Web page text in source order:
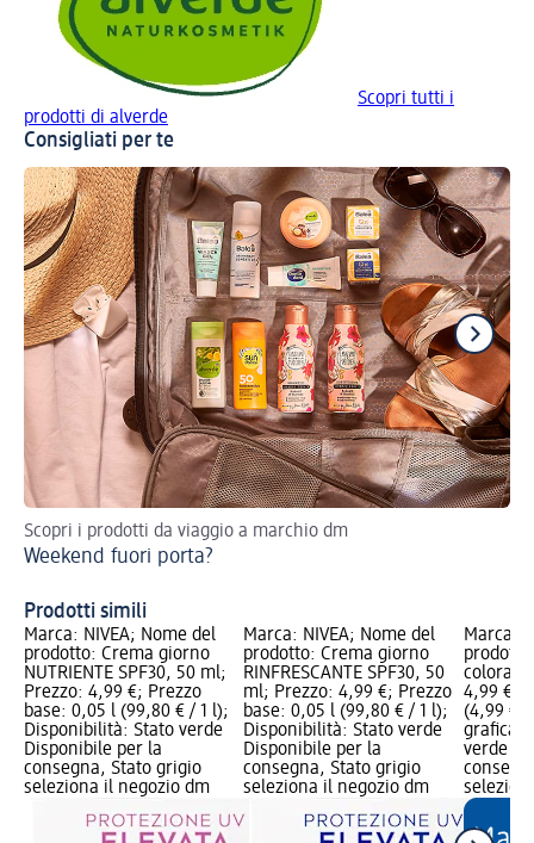
Scopri tutti i
prodotti di alverde
Consigliati per te
Scopri i prodotti da viaggio a marchio dm
Weekend fuori porta?
Prodotti simili
Marca: NIVEA; Nome del
prodotto: Crema giorno
NUTRIENTE SPF30, 50 ml;
Prezzo: 4,99 €; Prezzo
base: 0,05 l (99,80 € / 1 l);
Disponibilità: Stato verde
Disponibile per la
consegna, Stato grigio
seleziona il negozio dm
Marca: NIVEA; Nome del
prodotto: Crema giorno
RINFRESCANTE SPF30, 50
ml; Prezzo: 4,99 €; Prezzo
base: 0,05 l (99,80 € / 1 l);
Disponibilità: Stato verde
Disponibile per la
consegna, Stato grigio
seleziona il negozio dm
Marca:
4,99 €;
(4,99 € /
grafica;
verde